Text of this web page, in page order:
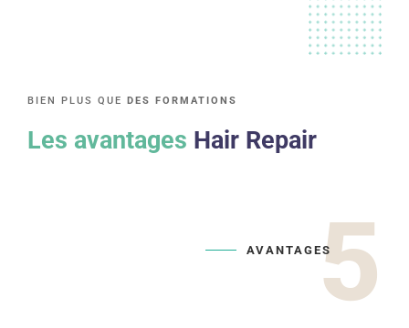
BIEN PLUS QUE DES FORMATIONS
Les avantages Hair Repair
5
AVANTAGES